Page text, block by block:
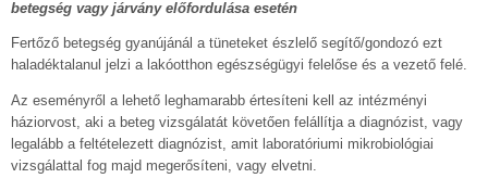
betegség vagy járvány előfordulása esetén
Fertőző betegség gyanújánál a tüneteket észlelő segítő/gondozó ezt
haladéktalanul jelzi a lakóotthon egészségügyi felelőse és a vezető felé.
Az eseményről a lehető leghamarabb értesíteni kell az intézményi
háziorvost, aki a beteg vizsgálatát követően felállítja a diagnózist, vagy
legalább a feltételezett diagnózist, amit laboratóriumi mikrobiológiai
vizsgálattal fog majd megerősíteni, vagy elvetni.